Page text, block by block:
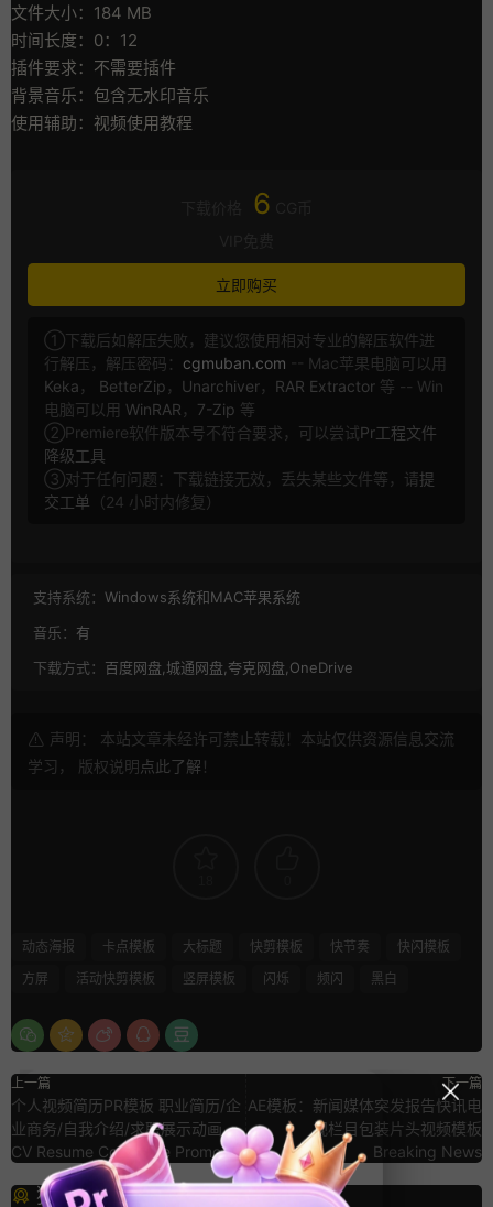
文件大小：184 MB
时间长度：0：12
插件要求：不需要插件
背景音乐：包含无水印音乐
使用辅助：视频使用教程
6
立即购买
①下载后如解压失败，建议您使用相对专业的解压软件进
行解压，解压密码： cgmuban.com -- Mac苹果电脑可以用
Keka ， BetterZip ， Unarchiver， RAR Extractor 等 -- Win
电脑可以用 WinRAR ， 7-Zip 等
②Premiere软件版本号不符合要求，可以尝试Pr工程文件
降级工具
③对于任何问题：下载链接无效，丢失某些文件等，请提
交工单 （24 小时内修复）
支持系统： Windows系统和MAC苹果系统
音乐： 有
下载方式： 百度网盘,城通网盘,夸克网盘,OneDrive
声明： 本站文章未经许可禁止转载！本站仅供资源信息交流
学习， 版权说明点此了解 ！
动态海报 卡点模板 大标题 快剪模板 快节奏
快闪模板
方屏
活动快剪模板 竖屏模板 闪烁 频闪 黑白
上一篇
个人视频简历PR模板 职业简历/企
业商务/自我介绍/求职展示动画
CV Resume Corporate Promo
下一篇
AE模板：新闻媒体突发报告快讯电
视栏目包装片头视频模板
Breaking News
猜你喜欢